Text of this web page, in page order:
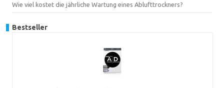
Wie viel kostet die jährliche Wartung eines Ablufttrockners?
Bestseller